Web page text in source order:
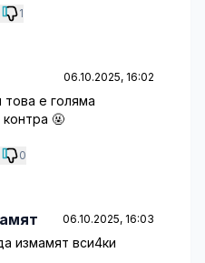
1
06.10.2025, 16:02
това е голяма
🤬
0
06.10.2025, 16:03
измамят вси4ки